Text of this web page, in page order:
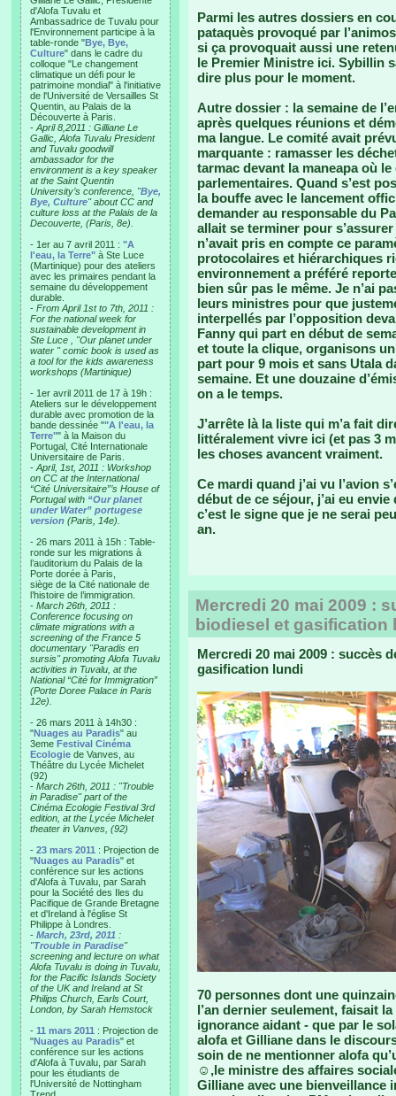
d'Alofa Tuvalu et
Ambassadrice de Tuvalu pour
l'Environnement participe à la
table-ronde "Bye, Bye,
Culture" dans le cadre du
colloque "Le changement
climatique un défi pour le
patrimoine mondial" à l'initiative
de l'Université de Versailles St
Quentin, au Palais de la
Découverte à Paris.
- April 8,2011 : Gilliane Le
Gallic, Alofa Tuvalu President
and Tuvalu goodwill
ambassador for the
environment is a key speaker
at the Saint Quentin
University’s conference, "Bye,
Bye, Culture" about CC and
culture loss at the Palais de la
Decouverte, (Paris, 8e).
- 1er au 7 avril 2011 : "A
l'eau, la Terre" à Ste Luce
(Martinique) pour des ateliers
avec les primaires pendant la
semaine du développement
durable.
- From April 1st to 7th, 2011 :
For the national week for
sustainable development in
Ste Luce , "Our planet under
water " comic book is used as
a tool for the kids awareness
workshops (Martinique)
- 1er avril 2011 de 17 à 19h :
Ateliers sur le développement
durable avec promotion de la
bande dessinée ""A l'eau, la
Terre"" à la Maison du
Portugal, Cité Internationale
Universitaire de Paris.
- April, 1st, 2011 : Workshop
on CC at the International
“Cité Universitaire”’s House of
Portugal with “Our planet
under Water” portugese
version (Paris, 14e).
- 26 mars 2011 à 15h : Table-
ronde sur les migrations à
l’auditorium du Palais de la
Porte dorée à Paris,
siège de la Cité nationale de
l’histoire de l’immigration.
- March 26th, 2011 :
Conference focusing on
climate migrations with a
screening of the France 5
documentary "Paradis en
sursis" promoting Alofa Tuvalu
activities in Tuvalu, at the
National “Cité for Immigration”
(Porte Doree Palace in Paris
12e).
- 26 mars 2011 à 14h30 :
"Nuages au Paradis" au
3eme Festival Cinéma
Ecologie de Vanves, au
Théâtre du Lycée Michelet
(92)
- March 26th, 2011 : "Trouble
in Paradise" part of the
Cinéma Ecologie Festival 3rd
edition, at the Lycée Michelet
theater in Vanves, (92)
- 23 mars 2011 : Projection de
"Nuages au Paradis" et
conférence sur les actions
d'Alofa à Tuvalu, par Sarah
pour la Société des Iles du
Pacifique de Grande Bretagne
et d'Ireland à l'église St
Philippe à Londres.
- March, 23rd, 2011 :
"Trouble in Paradise"
screening and lecture on what
Alofa Tuvalu is doing in Tuvalu,
for the Pacific Islands Society
of the UK and Ireland at St
Philips Church, Earls Court,
London, by Sarah Hemstock
- 11 mars 2011 : Projection de
"Nuages au Paradis" et
conférence sur les actions
d'Alofa à Tuvalu, par Sarah
pour les étudiants de
l'Université de Nottingham
Parmi les autres dossiers en
pataquès provoqué par
si ça provoquait aussi une
le Premier Ministre ici. Sybillin
dire plus pour le moment.
Autre dossier : la semaine de
après quelques réunions et
ma langue. Le comité avait
marquante : ramasser les
tarmac devant la maneapa où
parlementaires. Quand s’est
la bouffe avec le lancement
demander au responsable du
allait se terminer pour
n’avait pris en compte ce
protocolaires et hiérarchiques
environnement a préféré
bien sûr pas le même. Je n’ai
leurs ministres pour que
interpellés par l’opposition
Fanny qui part en début de
et toute la clique, organisons
part pour 9 mois et sans Utala
semaine. Et une douzaine
on a le temps.
J’arrête là la liste qui m’a fait
littéralement vivre ici (et pas 3
les choses avancent vraiment.
Ce mardi quand j’ai vu l’avion
début de ce séjour, j’ai eu
c’est le signe que je ne serai
an.
Mercredi 20 mai 2009 :
biodiesel et gasification
Mercredi 20 mai 2009 : succès
gasification lundi
70 personnes dont une
l’an dernier seulement, faisait
ignorance aidant - que par le
alofa et Gilliane dans le
soin de ne mentionner alofa
☺,le ministre des affaires
Gilliane avec une bienveillance